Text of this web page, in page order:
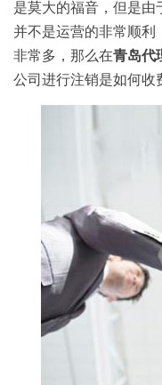
是莫大的福音，但是由
并不是运营的非常顺利
非常多，那么在青岛代
公司进行注销是如何收